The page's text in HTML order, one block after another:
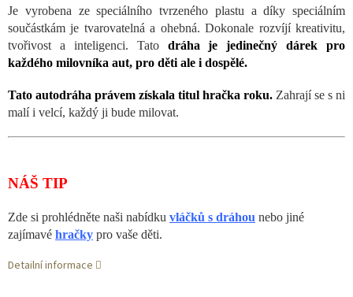
Je vyrobena ze speciálního tvrzeného plastu a díky speciálním
součástkám je tvarovatelná a ohebná. Dokonale rozvíjí kreativitu,
tvořivost a inteligenci. Tato dráha je jedinečný dárek pro
každého milovníka aut, pro děti ale i dospělé.
Tato autodráha právem získala titul hračka roku. Zahrají se s ni
malí i velcí, každý ji bude milovat.
NÁŠ TIP
Zde si prohlédněte naši nabídku vláčků s dráhou nebo jiné
zajímavé hračky pro vaše děti.
Detailní informace